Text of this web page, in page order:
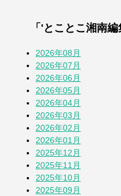
『道の駅
【とこと
手権 神奈
七夕2026
蚕(かいこ)
「'とことこ湘南
2026年08月
2026年07月
2026年06月
2026年05月
2026年04月
2026年03月
2026年02月
2026年01月
2025年12月
2025年11月
2025年10月
2025年09月